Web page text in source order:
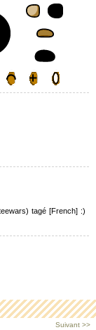
Suivant >>
tagé [French] :)